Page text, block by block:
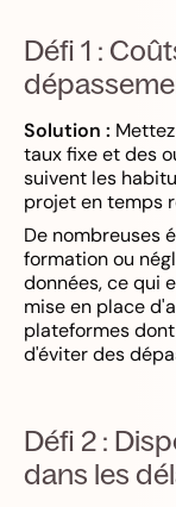
Défi 1 :
Solution :
taux fixe et des
suivent les
projet en temps
De nombreuses
formation ou
données, ce qui
mise en place
plateformes
d'éviter des
Défi 2 :
dans les